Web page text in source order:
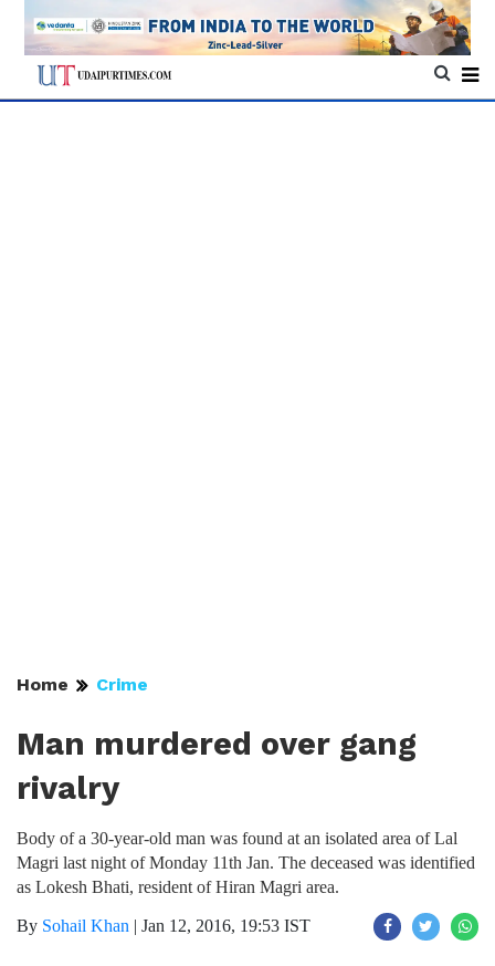
Home Crime
Man murdered over gang
rivalry
Body of a 30-year-old man was found at an isolated area of Lal
Magri last night of Monday 11th Jan. The deceased was identified
as Lokesh Bhati, resident of Hiran Magri area.
By Sohail Khan | Jan 12, 2016, 19:53 IST